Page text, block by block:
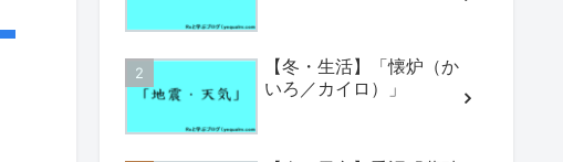
【冬・生活】「懐炉（か
いろ／カイロ）」